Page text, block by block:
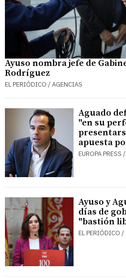
Ayuso nombra jefe de
Rodríguez
EL PERIÓDICO / AGENCIAS
Aguado
"en su
apuesta
EUROPA PRESS
Ayuso y
días de
"bastión
EL PERIÓDICO /